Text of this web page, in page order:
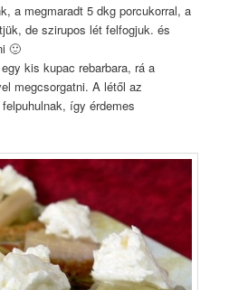
a megmaradt 5 dkg porcukorral, a
de szirupos lét felfogjuk. és
🙂
kis kupac rebarbara, rá a
megcsorgatni. A létől az
így érdemes